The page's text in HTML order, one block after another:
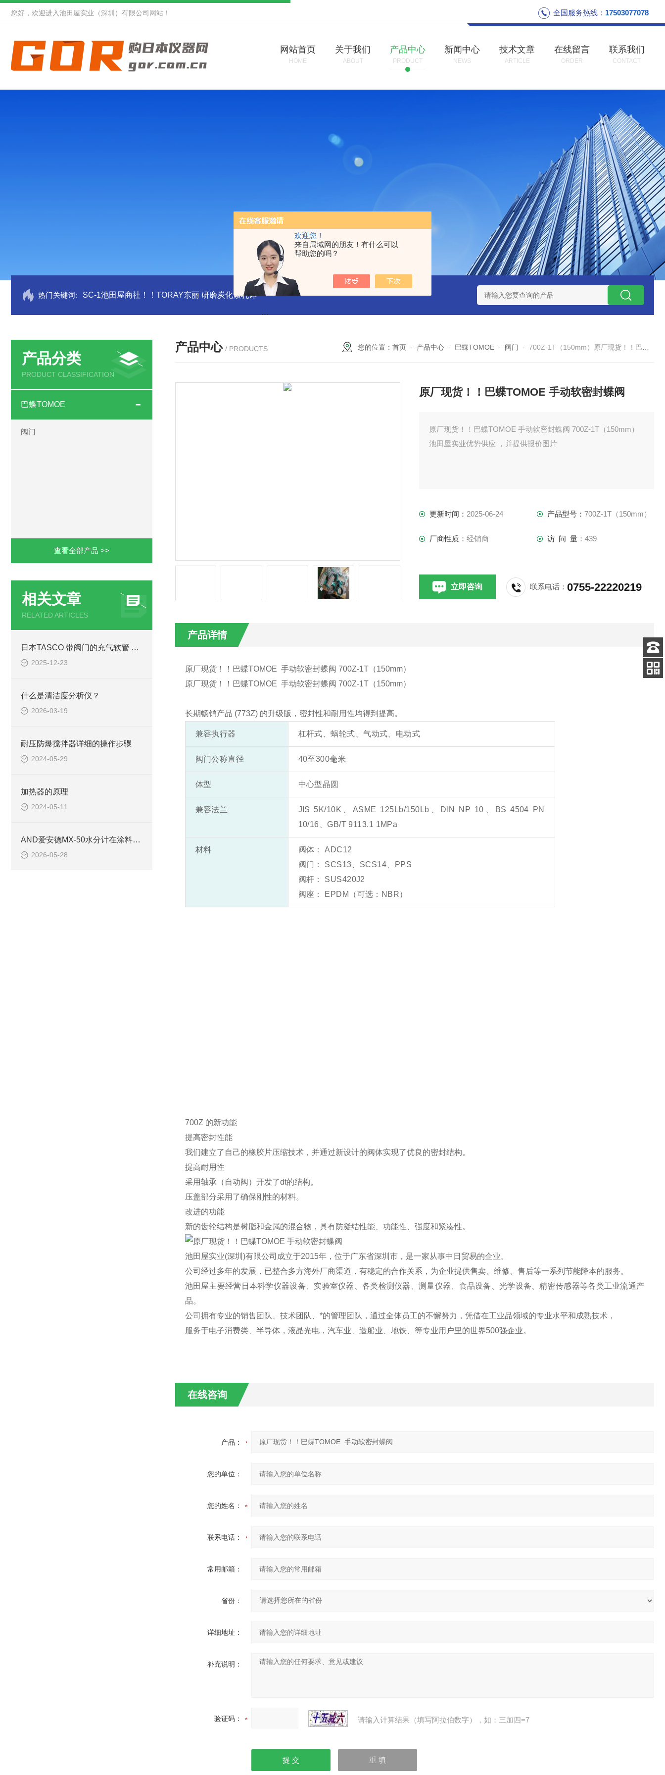
欢迎您！
来自局域网的朋友！有什么可以
帮助您的吗？
您好，欢迎进入池田屋实业（深圳）有限公司网站！ 全国服务热线： 17503077078
网站首页
HOME
关于我们
ABOUT
产品中心
PRODUCT
新闻中心
NEWS
技术文章
ARTICLE
在线留言
ORDER
联系我们
CONTACT
热门关键词: SC-1池田屋商社！！TORAY东丽 研磨炭化素乳钵 AGB-K-0.2-C01-H03池田屋！！TORAY东丽 TZP氧化锆陶瓷研磨球 AGB-K-0.4-C01-Q69全新！！TORAY东丽
产品分类
PRODUCT CLASSIFICATION
巴蝶TOMOE
阀门
查看全部产品 >>
相关文章
RELATED ARTICLES
日本TASCO 带阀门的充气软管 TA134AA-1简介
2025-12-23
什么是清洁度分析仪？
2026-03-19
耐压防爆搅拌器详细的操作步骤
2024-05-29
加热器的原理
2024-05-11
AND爱安德MX-50水分计在涂料与树脂颗粒检测中的应用【池田屋商社】
2026-05-28
产品中心 / PRODUCTS 您的位置：首页 - 产品中心 - 巴蝶TOMOE - 阀门 -700Z-1T（150mm）原厂现货！！巴蝶TOMOE 手动软密封蝶阀
原厂现货！！巴蝶TOMOE 手动软密封蝶阀
原厂现货！！巴蝶TOMOE 手动软密封蝶阀 700Z-1T（150mm）
池田屋实业优势供应 ，并提供报价图片
更新时间： 2025-06-24 产品型号： 700Z-1T（150mm）
厂商性质：经销商 访 问 量： 439
立即咨询 联系电话：0755-22220219
产品详情
原厂现货！！巴蝶TOMOE 手动软密封蝶阀 700Z-1T（150mm）
原厂现货！！巴蝶TOMOE 手动软密封蝶阀 700Z-1T（150mm）
长期畅销产品 (773Z) 的升级版，密封性和耐用性均得到提高。
兼容执行器 杠杆式、蜗轮式、气动式、电动式
阀门公称直径 40至300毫米
体型 中心型晶圆
兼容法兰
JIS 5K/10K、ASME 125Lb/150Lb、DIN NP 10、BS 4504 PN
10/16、GB/T 9113.1 1MPa
材料
阀体： ADC12
阀门： SCS13、SCS14、PPS
阀杆： SUS420J2
阀座： EPDM（可选：NBR）
700Z 的新功能
提高密封性能
我们建立了自己的橡胶片压缩技术，并通过新设计的阀体实现了优良的密封结构。
提高耐用性
采用轴承（自动阀）开发了dt的结构。
压盖部分采用了确保刚性的材料。
改进的功能
新的齿轮结构是树脂和金属的混合物，具有防凝结性能、功能性、强度和紧凑性。
池田屋实业(深圳)有限公司成立于2015年，位于广东省深圳市，是一家从事中日贸易的企业。
公司经过多年的发展，已整合多方海外厂商渠道，有稳定的合作关系，为企业提供售卖、维修、售后等一系列节能降本的服务。
池田屋主要经营日本科学仪器设备、实验室仪器、各类检测仪器、测量仪器、食品设备、光学设备、精密传感器等各类工业流通产
品。
公司拥有专业的销售团队、技术团队、*的管理团队，通过全体员工的不懈努力，凭借在工业品领域的专业水平和成熟技术，
服务于电子消费类、半导体，液晶光电，汽车业、造船业、地铁、等专业用户里的世界500强企业。
在线咨询
产品：
您的单位：
您的姓名：
联系电话：
常用邮箱：
省份：
详细地址：
补充说明：
验证码： 请输入计算结果（填写阿拉伯数字），如：三加四=7
客服
电话